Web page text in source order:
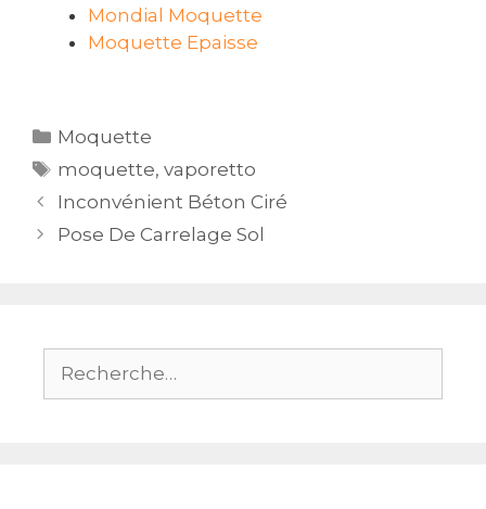
Mondial Moquette
Moquette Epaisse
Catégories
Moquette
Étiquettes
moquette,vaporetto
Navigation
des
Inconvénient Béton Ciré
Pose De Carrelage Sol
Rechercher :